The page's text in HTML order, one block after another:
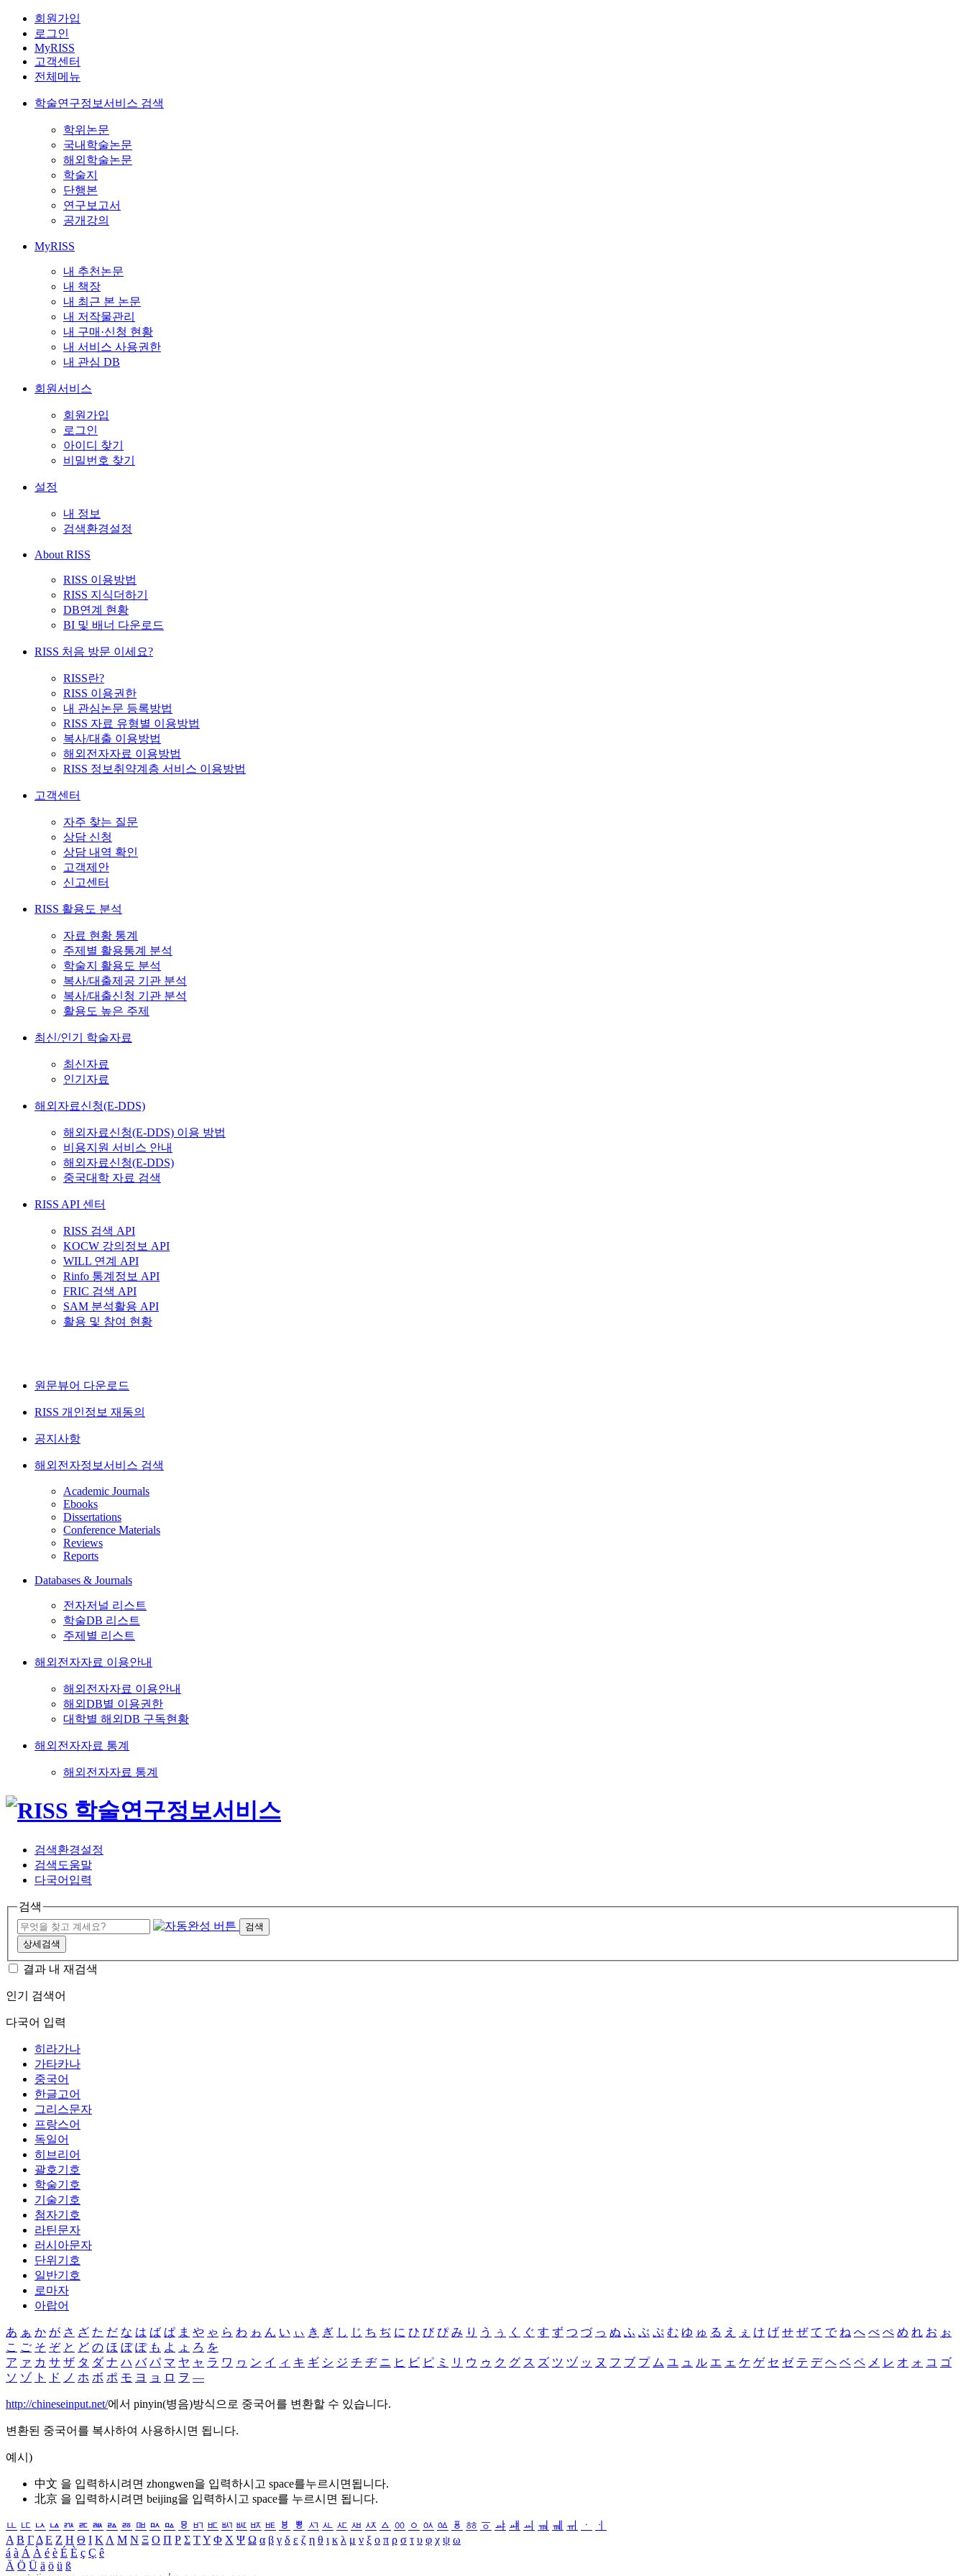
회원가입
로그인
MyRISS
고객센터
전체메뉴
학술연구정보서비스 검색
학위논문
국내학술논문
해외학술논문
학술지
단행본
연구보고서
공개강의
MyRISS
내 추천논문
내 책장
내 최근 본 논문
내 저작물관리
내 구매·신청 현황
내 서비스 사용권한
내 관심 DB
회원서비스
회원가입
로그인
아이디 찾기
비밀번호 찾기
설정
내 정보
검색환경설정
About RISS
RISS 이용방법
RISS 지식더하기
DB연계 현황
BI 및 배너 다운로드
RISS 처음 방문 이세요?
RISS란?
RISS 이용권한
내 관심논문 등록방법
RISS 자료 유형별 이용방법
복사/대출 이용방법
해외전자자료 이용방법
RISS 정보취약계층 서비스 이용방법
고객센터
자주 찾는 질문
상담 신청
상담 내역 확인
고객제안
신고센터
RISS 활용도 분석
자료 현황 통계
주제별 활용통계 분석
학술지 활용도 분석
복사/대출제공 기관 분석
복사/대출신청 기관 분석
활용도 높은 주제
최신/인기 학술자료
최신자료
인기자료
해외자료신청(E-DDS)
해외자료신청(E-DDS) 이용 방법
비용지원 서비스 안내
해외자료신청(E-DDS)
중국대학 자료 검색
RISS API 센터
RISS 검색 API
KOCW 강의정보 API
WILL 연계 API
Rinfo 통계정보 API
FRIC 검색 API
SAM 분석활용 API
활용 및 참여 현황
원문뷰어 다운로드
RISS 개인정보 재동의
공지사항
해외전자정보서비스 검색
Academic Journals
Ebooks
Dissertations
Conference Materials
Reviews
Reports
Databases & Journals
전자저널 리스트
학술DB 리스트
주제별 리스트
해외전자자료 이용안내
해외전자자료 이용안내
해외DB별 이용권한
대학별 해외DB 구독현황
해외전자자료 통계
해외전자자료 통계
검색환경설정
검색도움말
다국어입력
검색
검색
상세검색
결과 내 재검색
인기 검색어
다국어 입력
히라가나
가타카나
중국어
한글고어
그리스문자
프랑스어
독일어
히브리어
괄호기호
학술기호
기술기호
첨자기호
라틴문자
러시아문자
단위기호
일반기호
로마자
아랍어
あ ぁ か が さ ざ た だ な は ば ぱ ま や ゃ ら わ ゎ ん い ぃ き ぎ し じ ち ぢ に ひ び ぴ み り う ぅ く ぐ す ず つ づ っ ぬ ふ ぶ ぷ む ゆ ゅ る え ぇ け げ せ ぜ て で ね へ べ ぺ め れ お ぉ
こ ご そ ぞ と ど の ほ ぼ ぽ も よ ょ ろ を
ア ァ カ サ ザ タ ダ ナ ハ バ パ マ ヤ ャ ラ ワ ヮ ン イ ィ キ ギ シ ジ チ ヂ ニ ヒ ビ ピ ミ リ ウ ゥ ク グ ス ズ ツ ヅ ッ ヌ フ ブ プ ム ユ ュ ル エ ェ ケ ゲ セ ゼ テ デ ヘ ベ ペ メ レ オ ォ コ ゴ
ソ ゾ ト ド ノ ホ ボ ポ モ ヨ ョ ロ ヲ ―
http://chineseinput.net/에서 pinyin(병음)방식으로 중국어를 변환할 수 있습니다.
변환된 중국어를 복사하여 사용하시면 됩니다.
예시)
中文 을 입력하시려면 zhongwen을 입력하시고 space를누르시면됩니다.
北京 을 입력하시려면 beijing을 입력하시고 space를 누르시면 됩니다.
ㅥ ㅦ ㅧ ㅨ ㅩ ㅪ ㅫ ㅬ ㅭ ㅮ ㅯ ㅰ ㅱ ㅲ ㅳ ㅴ ㅵ ㅶ ㅷ ㅸ ㅹ ㅺ ㅻ ㅼ ㅽ ㅾ ㅿ ㆀ ㆁ ㆂ ㆃ ㆄ ㆅ ㆆ ㆇ ㆈ ㆉ ㆊ ㆋ ㆌ ㆍ
ㆎ
Α Β ΓΔ Ε Ζ Η Θ Ι ΚΛ Μ Ν Ξ Ο Π Ρ Σ ΤΥ Φ Χ Ψ Ω α β γ δ ε ζ η θ ι κ λ μ ν ξ ο π ρ σ τ υ φ χ ψ ω
á à Á À é è É È ç Ç ê
Ä Ö Ü ä ö ü ß